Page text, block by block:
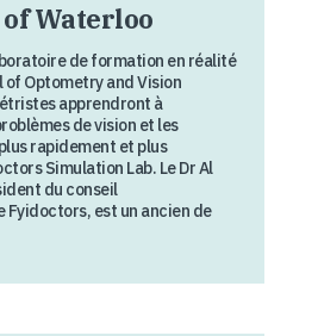
Waterloo
de formation en réalité
of Optometry and Vision
apprendront à
de vision et les
rapidement et plus
Simulation Lab. Le Dr Al
du conseil
Fyidoctors, est un ancien de